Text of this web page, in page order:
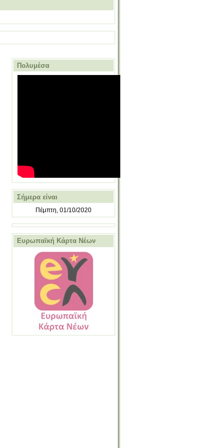
Πολυμέσα
Σήμερα είναι
Πέμπτη, 01/10/2020
Ευρωπαϊκή Κάρτα Νέων